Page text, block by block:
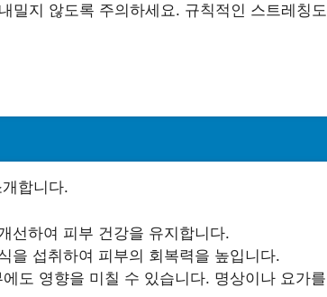
밀지 않도록 주의하세요. 규칙적인 스트레칭도
합니다.
선하여 피부 건강을 유지합니다.
을 섭취하여 피부의 회복력을 높입니다.
도 영향을 미칠 수 있습니다. 명상이나 요가를